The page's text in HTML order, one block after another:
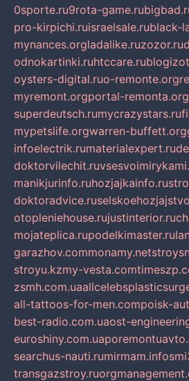
0sporte.ru9rota-game.ru
pro-kirpichi.ruisraelsale.rublack-
mynances.orgladalike.ruzozor.ru
odnokartinki.ruhtccare.ru
oysters-digital.ruo-remonte.org
myremont.orgportal-remonta.org
superdeutsch.rumycrazystars.ru
mypetslife.orgwarren-buffett.org
infoelectrik.rumaterialexpert.ru
doktorvilechit.ru
manikjurinfo.ruhozjajkainfo.ru
doktoradvice.ru
otopleniehouse.rujustinterior.ru
mojateplica.rupodelkimaster.ru
garazhov.commonamy.net
stroyu.kzmy-vesta.com
zsmh.com.ua
all-tattoos-for-men.compoisk-
best-radio.com.uaost-
euroshiny.com.ua
searchus-nauti.rumirmam.info
transgazstroy.ru